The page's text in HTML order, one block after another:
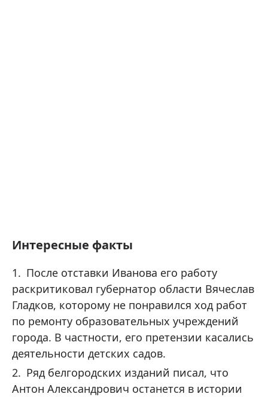
Интересные факты
После отставки Иванова его работу
раскритиковал губернатор области Вячеслав
Гладков, которому не понравился ход работ
по ремонту образовательных учреждений
города. В частности, его претензии касались
деятельности детских садов.
Ряд белгородских изданий писал, что
Антон Александрович останется в истории